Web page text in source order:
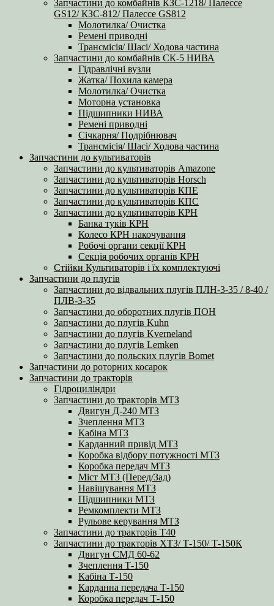
Запчастини до комбайнів КЗС-1218/ Палессе
GS12/ КЗС-812/ Палессе GS812
Молотилка/ Очистка
Ремені приводні
Трансмісія/ Шасі/ Ходова частина
Запчастини до комбайнів СК-5 НИВА
Гідравлічні вузли
Жатка/ Похила камера
Молотилка/ Очистка
Моторна установка
Підшипники НИВА
Ремені приводні
Січкарня/ Подрібнювач
Трансмісія/ Шасі/ Ходова частина
Запчастини до культиваторів
Запчастини до культиваторів Amazone
Запчастини до культиваторів Horsch
Запчастини до культиваторів КПЕ
Запчастини до культиваторів КПС
Запчастини до культиваторів КРН
Банка туків КРН
Колесо КРН накочування
Робочі органи секції КРН
Секція робочих органів КРН
Стійки Культиваторів і їх комплектуючі
Запчастини до плугів
Запчастини до відвальних плугів ПЛН-3-35 / 8-40 /
ПЛВ-3-35
Запчастини до оборотних плугів ПОН
Запчастини до плугів Kuhn
Запчастини до плугів Kverneland
Запчастини до плугів Lemken
Запчастини до польских плугів Bomet
Запчастини до роторних косарок
Запчастини до тракторів
Гідроциліндри
Запчастини до тракторів МТЗ
Двигун Д-240 МТЗ
Зчеплення МТЗ
Кабіна МТЗ
Карданний привід МТЗ
Коробка відбору потужності МТЗ
Коробка передач МТЗ
Міст МТЗ (Перед/Зад)
Навішування МТЗ
Підшипники МТЗ
Ремкомплекти МТЗ
Рульове керування МТЗ
Запчастини до тракторів Т40
Запчастини до тракторів ХТЗ/ Т-150/ Т-150К
Двигун СМД 60-62
Зчеплення Т-150
Кабіна Т-150
Карданна передача Т-150
Коробка передач Т-150